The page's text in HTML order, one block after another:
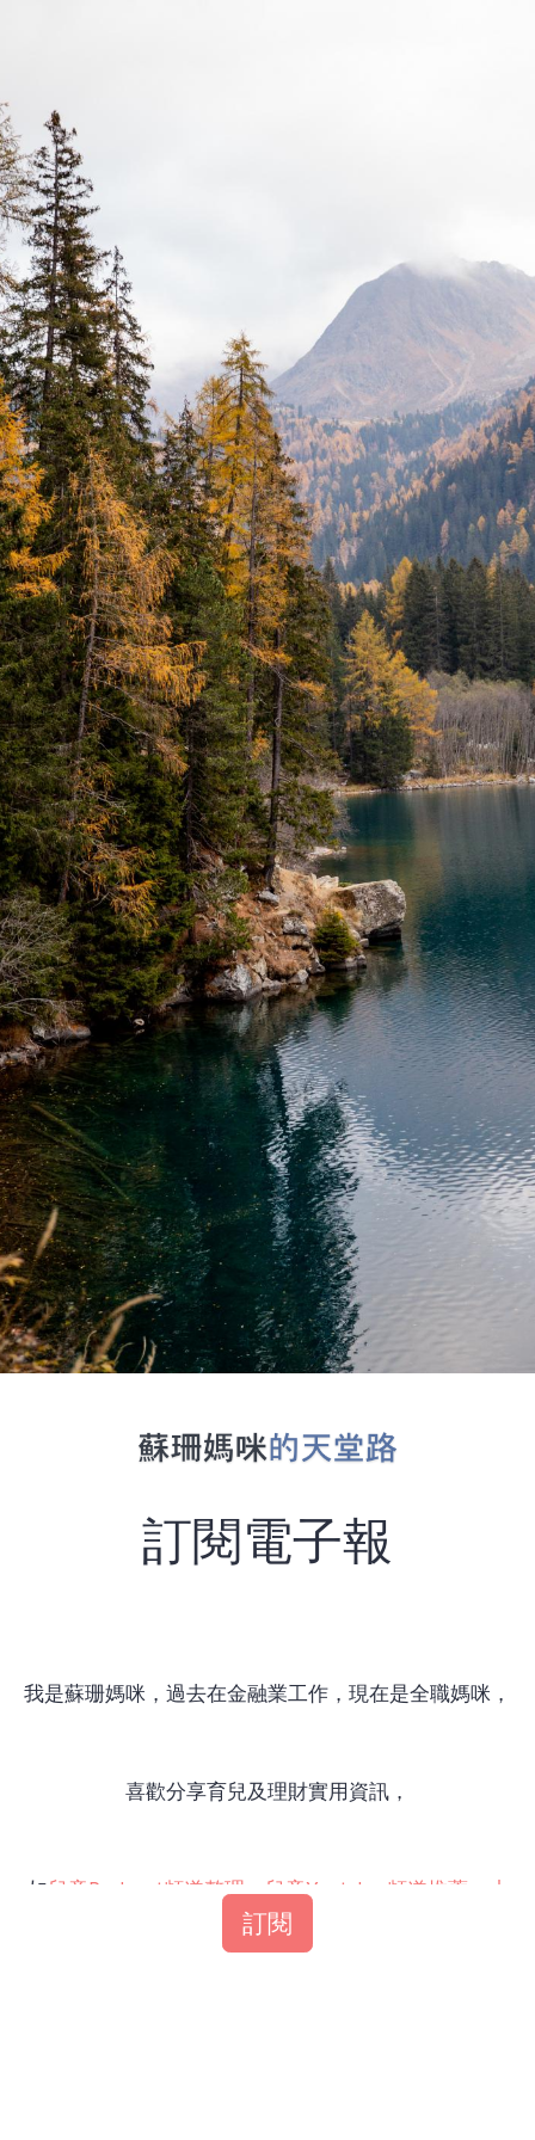
訂閱電子報
我是蘇珊媽咪，過去在金融業工作，現在是全職媽咪，
喜歡分享育兒及理財實用資訊，
如兒童Podcast頻道整理，兒童Youtube 頻道推薦、
小
小職人系列整理
訂閱